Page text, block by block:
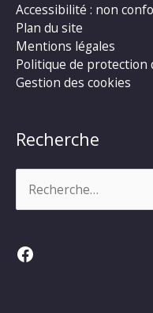
Accessibilité : non
Plan du site
Mentions légales
Politique de protection
Gestion des cookies
Recherche
Facebook